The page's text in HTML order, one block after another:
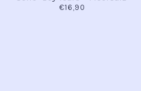
€16,90